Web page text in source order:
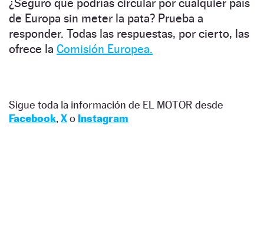
¿Seguro que podrías circular por cualquier país
de Europa sin meter la pata? Prueba a
responder. Todas las respuestas, por cierto, las
ofrece la Comisión Europea.
Sigue toda la información de EL MOTOR desde
Facebook, Xo Instagram